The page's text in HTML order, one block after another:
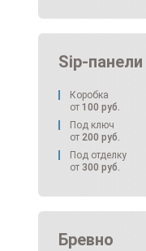
Sip-панели
Коробка
от 100 руб.
Под ключ
от 200 руб.
Под отделку
от 300 руб.
Бревно